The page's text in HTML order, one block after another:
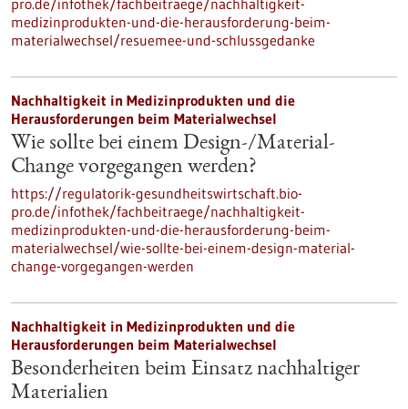
pro.de/infothek/fachbeitraege/nachhaltigkeit-
medizinprodukten-und-die-herausforderung-beim-
materialwechsel/resuemee-und-schlussgedanke
Nachhaltigkeit in Medizinprodukten und die
Herausforderungen beim Materialwechsel
Wie sollte bei einem Design-/Material-
Change vorgegangen werden?
https://regulatorik-gesundheitswirtschaft.bio-
pro.de/infothek/fachbeitraege/nachhaltigkeit-
medizinprodukten-und-die-herausforderung-beim-
materialwechsel/wie-sollte-bei-einem-design-material-
change-vorgegangen-werden
Nachhaltigkeit in Medizinprodukten und die
Herausforderungen beim Materialwechsel
Besonderheiten beim Einsatz nachhaltiger
Materialien